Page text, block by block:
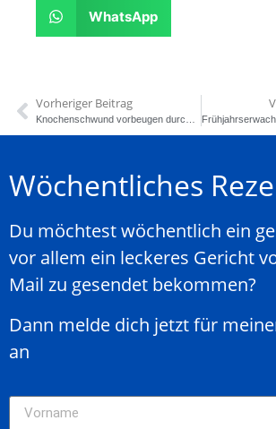
WhatsApp
Vorheriger Beitrag
Wöchentliches
Du möchtest wöchentlich ein
vor allem ein leckeres Gericht
Mail zu gesendet bekommen?
Dann melde dich jetzt für
an